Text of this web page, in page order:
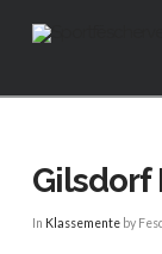
Gilsdorf
In Klassementeby